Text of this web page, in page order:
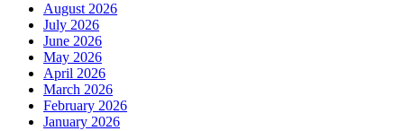
August 2026
July 2026
June 2026
May 2026
April 2026
March 2026
February 2026
January 2026